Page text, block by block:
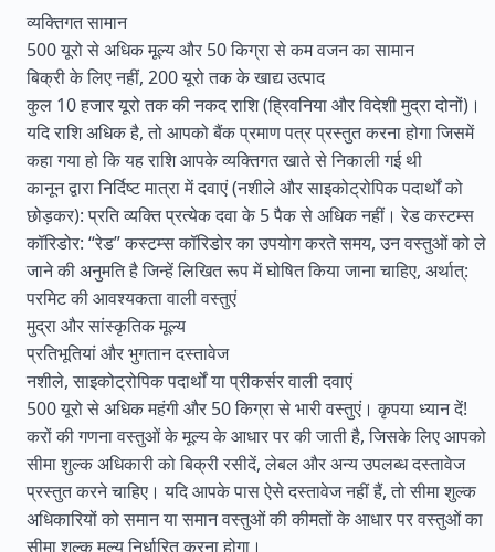
व्यक्तिगत सामान
500 यूरो से अधिक मूल्य और 50 किग्रा से कम वजन का सामान
बिक्री के लिए नहीं, 200 यूरो तक के खाद्य उत्पाद
कुल 10 हजार यूरो तक की नकद राशि (ह्रिवनिया और विदेशी मुद्रा दोनों)।
यदि राशि अधिक है, तो आपको बैंक प्रमाण पत्र प्रस्तुत करना होगा जिसमें
कहा गया हो कि यह राशि आपके व्यक्तिगत खाते से निकाली गई थी
कानून द्वारा निर्दिष्ट मात्रा में दवाएं (नशीले और साइकोट्रोपिक पदार्थों को
छोड़कर): प्रति व्यक्ति प्रत्येक दवा के 5 पैक से अधिक नहीं। रेड कस्टम्स
कॉरिडोर: “रेड” कस्टम्स कॉरिडोर का उपयोग करते समय, उन वस्तुओं को ले
जाने की अनुमति है जिन्हें लिखित रूप में घोषित किया जाना चाहिए, अर्थात्:
परमिट की आवश्यकता वाली वस्तुएं
मुद्रा और सांस्कृतिक मूल्य
प्रतिभूतियां और भुगतान दस्तावेज
नशीले, साइकोट्रोपिक पदार्थों या प्रीकर्सर वाली दवाएं
500 यूरो से अधिक महंगी और 50 किग्रा से भारी वस्तुएं। कृपया ध्यान दें!
करों की गणना वस्तुओं के मूल्य के आधार पर की जाती है, जिसके लिए आपको
सीमा शुल्क अधिकारी को बिक्री रसीदें, लेबल और अन्य उपलब्ध दस्तावेज
प्रस्तुत करने चाहिए। यदि आपके पास ऐसे दस्तावेज नहीं हैं, तो सीमा शुल्क
अधिकारियों को समान या समान वस्तुओं की कीमतों के आधार पर वस्तुओं का
सीमा शुल्क मूल्य निर्धारित करना होगा।